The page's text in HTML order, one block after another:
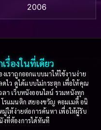
เรื่องจริง(36)
(16)
(3)
2006
2002
2000
1998
1996
1994
1992
รื่องในที่เดียว
เราถูกออกแบบมาให้ใช้งานง่าย
ไว ดูได้แบบไม่กระตุก เพื่อให้คุณ
ลา เว็บหนังออนไลน์ รวมหนังทุก
รแมนติก สยองขวัญ คอมเมดี้ อนิ
ให้ง่ายต่อการค้นหา เพื่อให้ผู้รับ
ที่ต้องการได้ทันที